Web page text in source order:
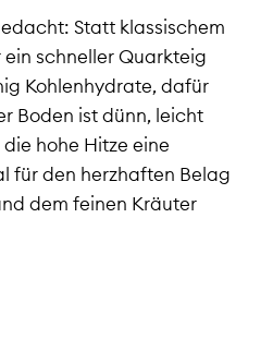
Statt klassischem
schneller Quarkteig
Kohlenhydrate, dafür
Boden ist dünn, leicht
hohe Hitze eine
für den herzhaften Belag
dem feinen Kräuter